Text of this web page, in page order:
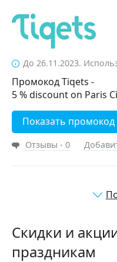
До 26.11.2023.
Промокод Tiqets -
5 % discount on Paris
Показать промокод
Отзывы - 0
Скидки и
праздникам